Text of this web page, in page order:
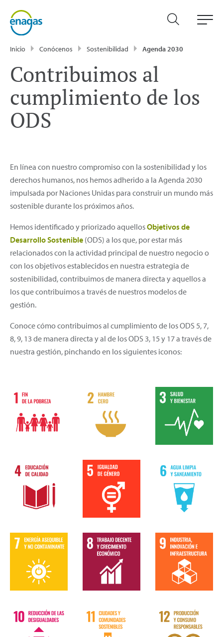
Inicio Conócenos Sostenibilidad Agenda 2030
Contribuimos al
cumplimiento de los
ODS
En línea con nuestro compromiso con la sostenibilidad y los
derechos humanos, nos hemos adherido a la Agenda 2030
impulsada por Naciones Unidas para construir un mundo más
sostenible durante los próximos años.
Hemos identificado y priorizado aquellosObjetivos de
Desarrollo Sostenible (ODS) a los que, por estar más
relacionados con la actividad principal de nuestro negocio o
con los objetivos establecidos en nuestra estrategia de
sostenibilidad, contribuimos de manera directa y aquellos a
los que contribuimos a través de nuestros modelos de
gestión.
Conoce cómo contribuimos al cumplimiento de los ODS 5, 7,
8, 9, 13 de manera directa y al de los ODS 3, 15 y 17 a través de
nuestra gestión, pinchando en los siguientes iconos: